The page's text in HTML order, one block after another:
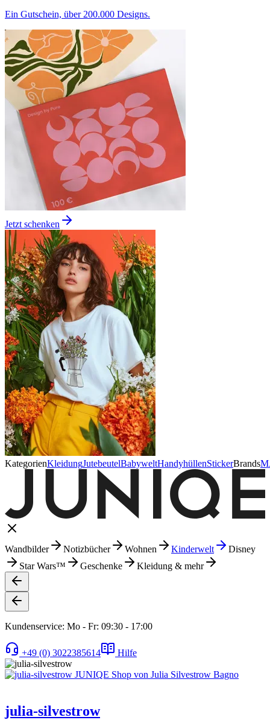
Ein Gutschein, über 200.000 Designs.
Jetzt schenken
KategorienKleidungJutebeutelBabyweltHandyhüllenStickerBrands
Wandbilder Notizbücher Wohnen Kinderwelt
Disney
Star Wars™
Geschenke Kleidung & mehr
Kundenservice: Mo - Fr: 09:30 - 17:00
+49 (0) 3022385614 Hilfe
julia-silvestrow